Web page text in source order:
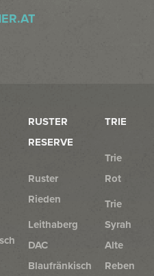
RUSTER
RESERVE
Ruster
Rieden
Leithaberg
DAC
Blaufränkisch
TRIE
Trie
Rot
Trie
Syrah
Alte
Reben